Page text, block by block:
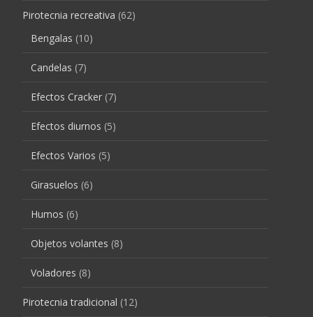
Pirotecnia recreativa (62)
Bengalas (10)
Candelas (7)
Efectos Cracker (7)
Efectos diurnos (5)
Efectos Varios (5)
Girasuelos (6)
Humos (6)
Objetos volantes (8)
Voladores (8)
Pirotecnia tradicional (12)